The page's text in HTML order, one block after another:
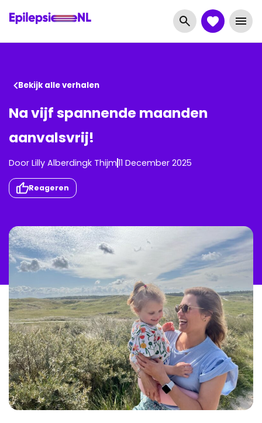
Bekijk alle verhalen
Na vijf spannende maanden
aanvalsvrij!
Door Lilly Alberdingk Thijm11 December 2025
Reageren